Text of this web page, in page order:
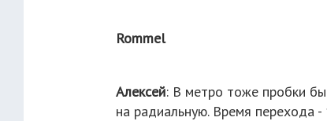
Rommel
Алексей: В метро тоже пробки
на радиальную. Время перехода